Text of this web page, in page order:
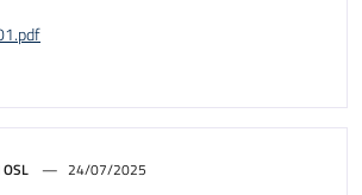
24/07/2025